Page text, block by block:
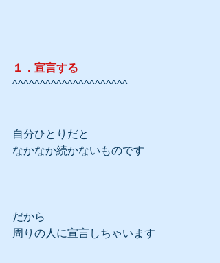
１．宣言する
^^^^^^^^^^^^^^^^^^^^^
自分ひとりだと
なかなか続かないものです
だから
周りの人に宣言しちゃいます